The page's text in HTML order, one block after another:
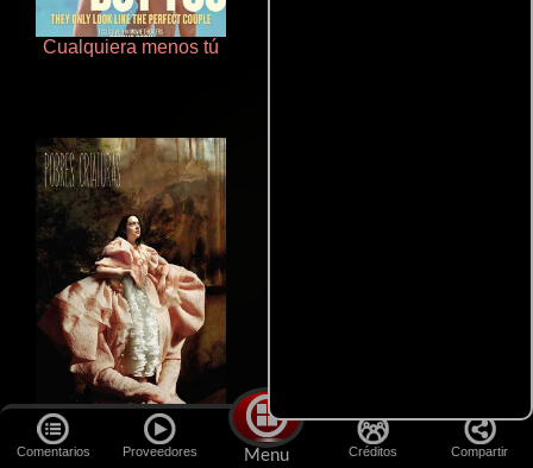
Comentarios Proveedores Menu Créditos Compartir
Cualquiera menos tú
Pobres criaturas De pura raza